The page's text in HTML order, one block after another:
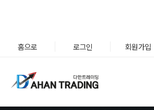
홈으로 로그인 회원가입